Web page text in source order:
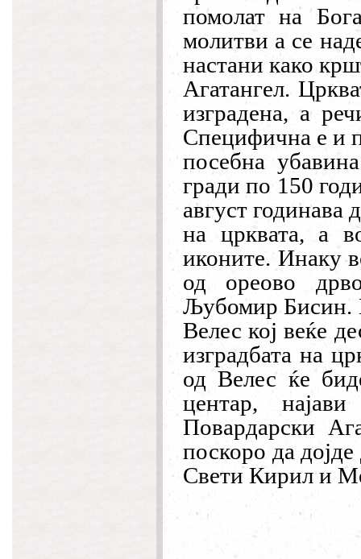
помолат на
молитви а се
настани како
Агатангел.
изградена, а
Специфична е и
посебна
гради по 150
август годинава
на црквата, а
иконите. Инаку
од ореово
Љубомир Бисин.
Велес кој веќе
изградбата на
од Велес ќе
центар,
Повардарски
поскоро да
Свети Кирил и